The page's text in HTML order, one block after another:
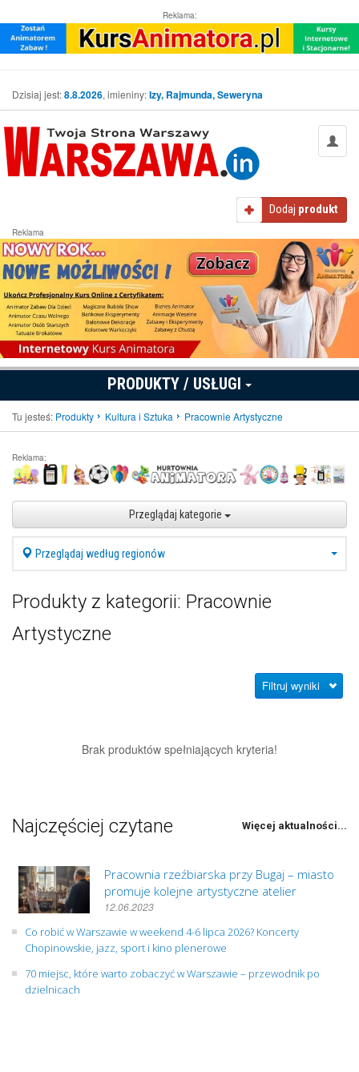
Reklama:
Dzisiaj jest:8.8.2026, imieniny:Izy, Rajmunda, Seweryna
Dodaj produkt
Reklama
PRODUKTY / USŁUGI
Tu jesteś: Produkty Kultura i Sztuka Pracownie Artystyczne
Reklama:
Przeglądaj kategorie
Przeglądaj według regionów
Produkty z kategorii: Pracownie
Artystyczne
Filtruj wyniki
Brak produktów spełniających kryteria!
Najczęściej czytane Więcej aktualności...
Pracownia rzeźbiarska przy Bugaj – miasto
promuje kolejne artystyczne atelier
12.06.2023
Co robić w Warszawie w weekend 4-6 lipca 2026? Koncerty
Chopinowskie, jazz, sport i kino plenerowe
70 miejsc, które warto zobaczyć w Warszawie – przewodnik po
dzielnicach